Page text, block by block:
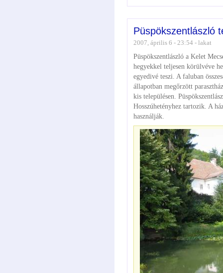
Püspökszentlászló
2007, április 6 - 23:54 - lakat
Püspökszentlászló a Kelet
hegyekkel teljesen körülvéve
egyedivé teszi. A faluban
állapotban megőrzött
kis településen.
Hosszúhetényhez tartozik. A
használják.